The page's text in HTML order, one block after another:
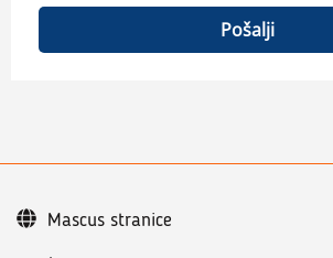
Pošalji
Mascus stranice